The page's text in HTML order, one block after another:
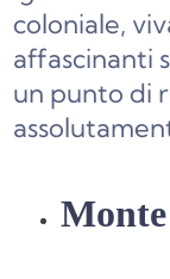
coloniale,
affascinanti
un punto di